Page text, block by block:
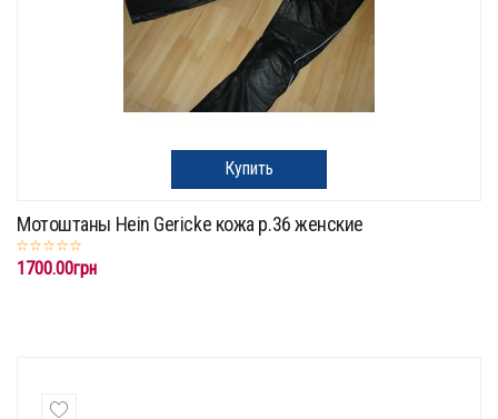
Купить
Мотоштаны Hein Gericke кожа р.36 женские
1700.00грн